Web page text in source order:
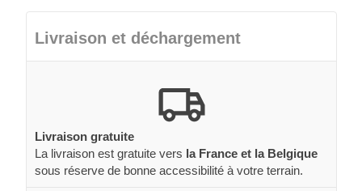
Livraison et déchargement
Livraison gratuite
La livraison est gratuite vers la France et la Belgique
sous réserve de bonne accessibilité à votre terrain.